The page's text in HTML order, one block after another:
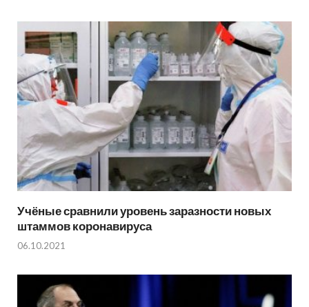
Учёные сравнили уровень заразности новых
штаммов коронавируса
06.10.2021